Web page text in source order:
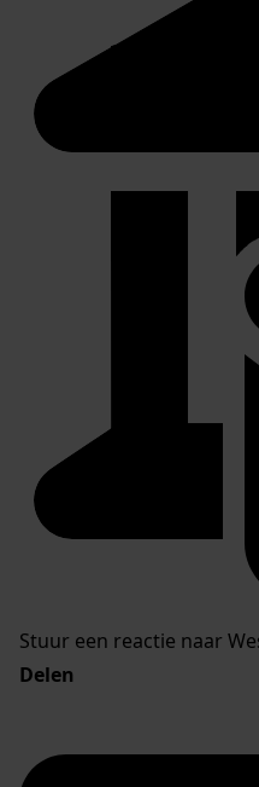
Stuur een reactie naar
Delen